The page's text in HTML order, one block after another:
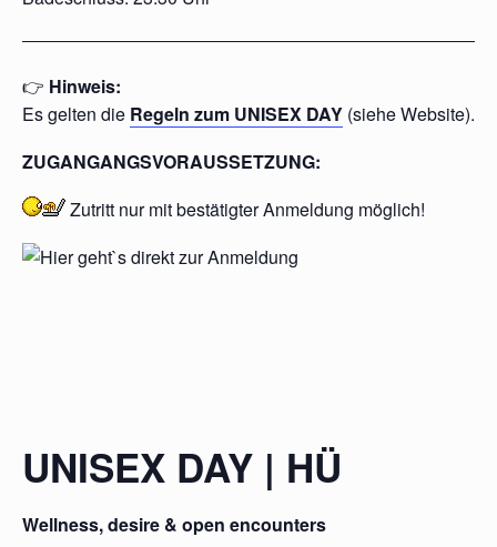
👉 Hinweis:
Es gelten die Regeln zum UNISEX DAY (siehe Website).
ZUGANGANGSVORAUSSETZUNG:
Zutritt nur mitbestätigterAnmeldung möglich!
UNISEX DAY | HÜ
Wellness, desire & open encounters